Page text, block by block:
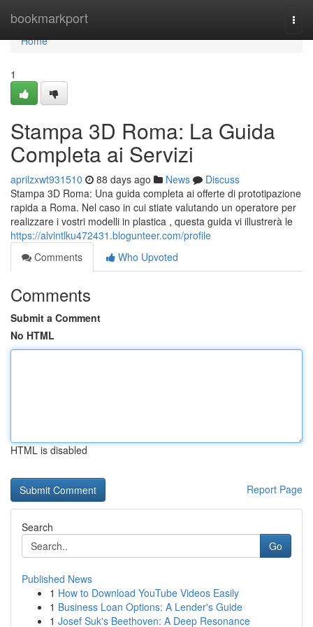
bookmarkport
Home
Home
1
Stampa 3D Roma: La Guida
Completa ai Servizi
aprilzxwt931510 88 days ago News
Discuss
Stampa 3D Roma: Una guida completa ai offerte di prototipazione
rapida a Roma. Nel caso in cui stiate valutando un operatore per
realizzare i vostri modelli in plastica , questa guida vi illustrerà le
https://alvintlku472431.blogunteer.com/profile
Comments
Who Upvoted
Comments
Submit a Comment
No HTML
HTML is disabled
Report Page
Search
Go
Published News
1 How to Download YouTube Videos Easily
1 Business Loan Options: A Lender's Guide
1 Josef Suk's Beethoven: A Deep Resonance